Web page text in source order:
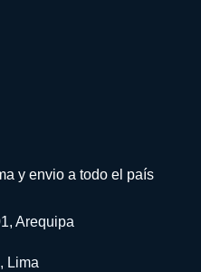
y envio a todo el país
Arequipa
Lima